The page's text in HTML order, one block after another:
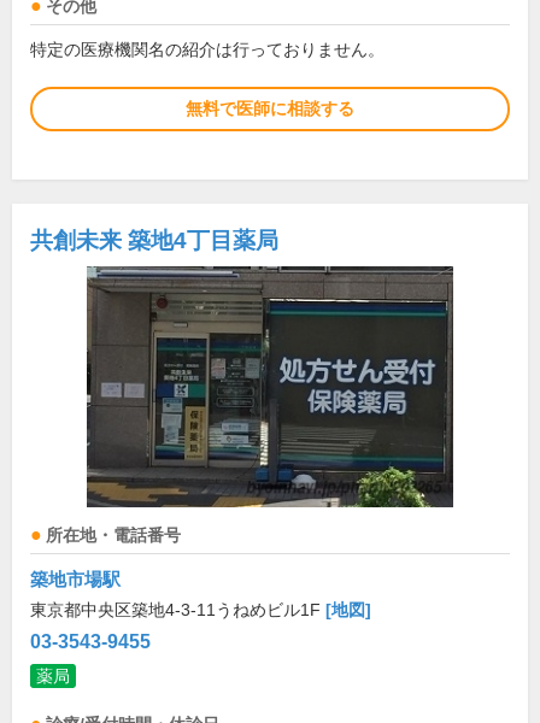
その他
特定の医療機関名の紹介は行っておりません。
無料で医師に相談する
共創未来 築地4丁目薬局
所在地・電話番号
築地市場駅
東京都中央区築地4-3-11うねめビル1F [地図]
03-3543-9455
薬局